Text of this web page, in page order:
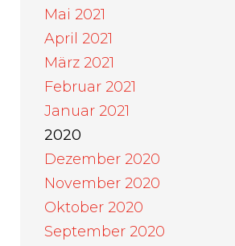
Mai 2021
April 2021
März 2021
Februar 2021
Januar 2021
2020
Dezember 2020
November 2020
Oktober 2020
September 2020